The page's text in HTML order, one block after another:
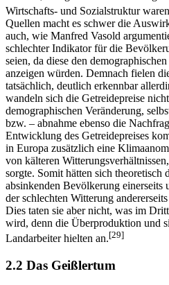
Wirtschafts- und Sozialstruktur
Quellen macht es schwer die
auch, wie Manfred Vasold
schlechter Indikator für die
seien, da diese den
anzeigen würden. Demnach fielen
tatsächlich, deutlich erkennbar
wandeln sich die Getreidepreise
demographischen Veränderung,
bzw. – abnahme ebenso die
Entwicklung des Getreidepreises
in Europa zusätzlich eine
von kälteren
sorgte. Somit hätten sich theoretisch
absinkenden Bevölkerung einerseits
der schlechten Witterung
Dies taten sie aber nicht, was im
wird, denn die Überproduktion und
Landarbeiter hielten an.[29]
2.2 Das Geißlertum